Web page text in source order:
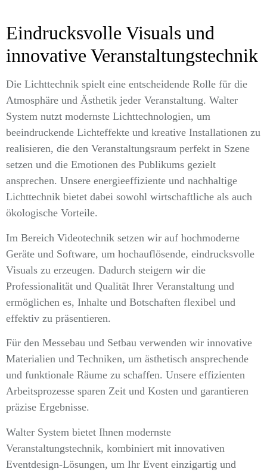
Eindrucksvolle Visuals und
innovative Veranstaltungstechnik
Die Lichttechnik spielt eine entscheidende Rolle für die
Atmosphäre und Ästhetik jeder Veranstaltung. Walter
System nutzt modernste Lichttechnologien, um
beeindruckende Lichteffekte und kreative Installationen zu
realisieren, die den Veranstaltungsraum perfekt in Szene
setzen und die Emotionen des Publikums gezielt
ansprechen. Unsere energieeffiziente und nachhaltige
Lichttechnik bietet dabei sowohl wirtschaftliche als auch
ökologische Vorteile.
Im Bereich Videotechnik setzen wir auf hochmoderne
Geräte und Software, um hochauflösende, eindrucksvolle
Visuals zu erzeugen. Dadurch steigern wir die
Professionalität und Qualität Ihrer Veranstaltung und
ermöglichen es, Inhalte und Botschaften flexibel und
effektiv zu präsentieren.
Für den Messebau und Setbau verwenden wir innovative
Materialien und Techniken, um ästhetisch ansprechende
und funktionale Räume zu schaffen. Unsere effizienten
Arbeitsprozesse sparen Zeit und Kosten und garantieren
präzise Ergebnisse.
Walter System bietet Ihnen modernste
Veranstaltungstechnik, kombiniert mit innovativen
Eventdesign-Lösungen, um Ihr Event einzigartig und